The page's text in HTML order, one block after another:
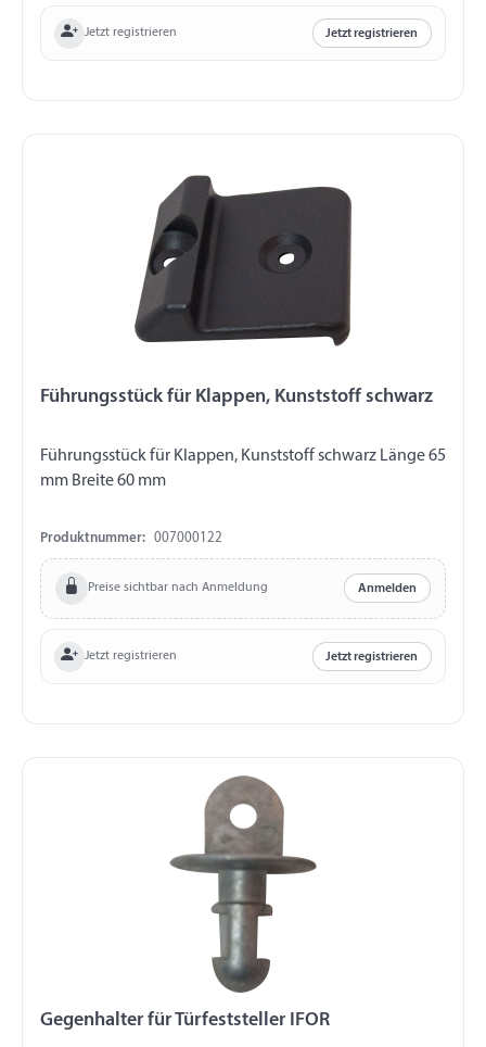
Jetzt registrieren Jetzt registrieren
Führungsstück für Klappen, Kunststoff schwarz
Führungsstück für Klappen, Kunststoff schwarz Länge 65
mm Breite 60 mm
Produktnummer: 007000122
Preise sichtbar nach Anmeldung Anmelden
Jetzt registrieren Jetzt registrieren
Gegenhalter für Türfeststeller IFOR